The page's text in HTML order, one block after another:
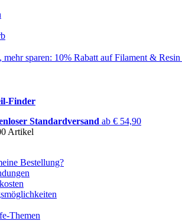
mehr sparen: 10% Rabatt auf Filament &
Finder
Standardversand ab € 54,90
Artikel
Bestellung?
Themen